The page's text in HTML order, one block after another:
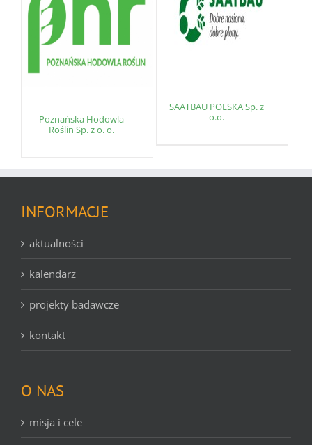
Poznańska Hodowla
Roślin Sp. z o. o.
SAATBAU POLSKA Sp. z
o.o.
INFORMACJE
aktualności
kalendarz
projekty badawcze
kontakt
O NAS
misja i cele